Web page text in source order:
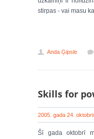
stirpas - vai masu
Anda Ģipsle
Skills for
2005. gada 24.
Šī gada oktobrī